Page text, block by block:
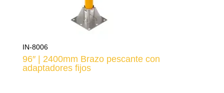
IN-8006
96″ | 2400mm Brazo pescante con
adaptadores fijos